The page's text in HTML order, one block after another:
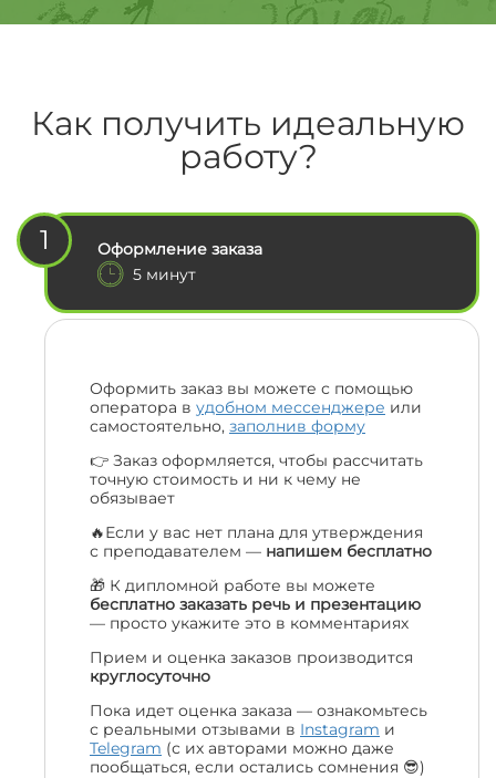
Как получить идеальную
работу?
1
Оформление заказа
5 минут
Оформить заказ вы можете с помощью
оператора в удобном мессенджере или
самостоятельно, заполнив форму
👉 Заказ оформляется, чтобы рассчитать
точную стоимость и ни к чему не
обязывает
🔥Если у вас нет плана для утверждения
с преподавателем — напишем бесплатно
🎁 К дипломной работе вы можете
бесплатно заказать речь и презентацию
— просто укажите это в комментариях
Прием и оценка заказов производится
круглосуточно
Пока идет оценка заказа — ознакомьтесь
с реальными отзывами в Instagram и
Telegram (с их авторами можно даже
пообщаться, если остались сомнения 😎)